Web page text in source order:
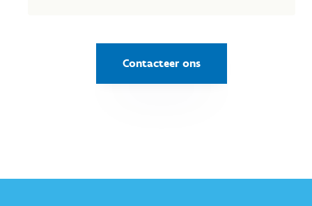
Contacteer ons